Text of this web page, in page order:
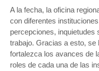
A la fecha, la oficina
con diferentes
percepciones, inquietudes
trabajo. Gracias a esto, se
fortalezca los avances de
roles de cada una de las